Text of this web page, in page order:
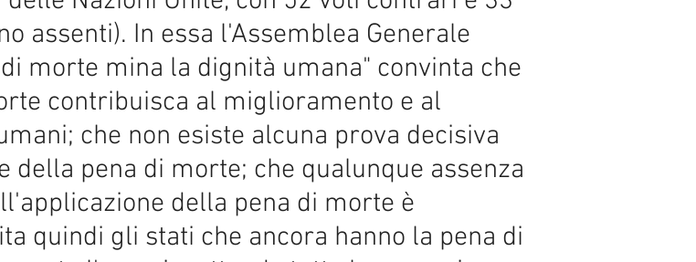
assenti). In essa l'Assemblea Generale
morte mina la dignità umana" convinta che
contribuisca al miglioramento e al
che non esiste alcuna prova decisiva
pena di morte; che qualunque assenza
della pena di morte è
quindi gli stati che ancora hanno la pena di